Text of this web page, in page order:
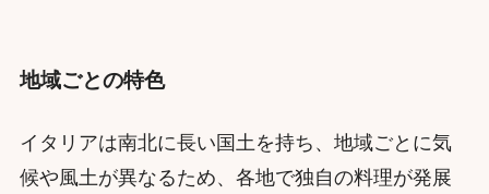
地域ごとの特色
イタリアは南北に長い国土を持ち、地域ごとに気
候や風土が異なるため、各地で独自の料理が発展